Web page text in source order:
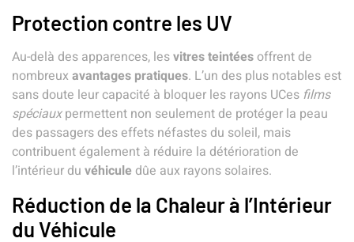
Protection contre les UV
Au-delà des apparences, lesvitres teintéesoffrent de
nombreuxavantages pratiques. L’un des plus notables est
sans doute leur capacité à bloquer les rayons UCes films
spéciauxpermettent non seulement de protéger la peau
des passagers des effets néfastes du soleil, mais
contribuent également à réduire la détérioration de
l’intérieur du véhicule dûe aux rayons solaires.
Réduction de la Chaleur à l’Intérieur
du Véhicule